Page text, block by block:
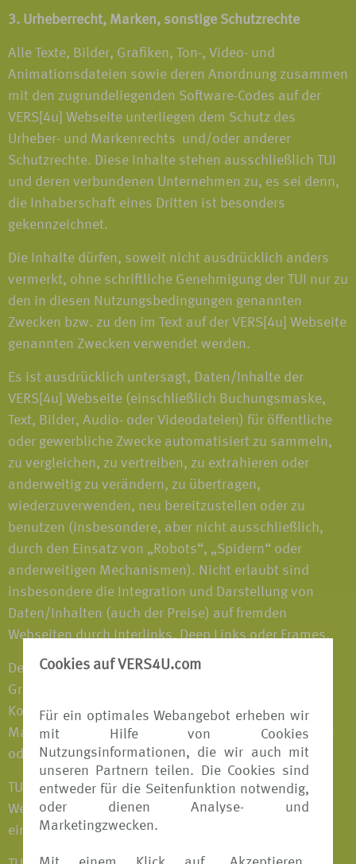
Cookies auf VERS4U.com
Für ein optimales Webangebot erheben wir
mit Hilfe von Cookies
Nutzungsinformationen, die wir auch mit
unseren Partnern teilen. Die Cookies sind
entweder für die Seitenfunktion notwendig,
oder dienen Analyse- und
Marketingzwecken.
3. Urheberrecht, Marken, sonstige Schutzrechte
Alle Texte, Bilder, Grafiken, Ton-, Video- und
Animationsdateien sowie deren Anordnung zusammen
mit den zugrundeliegenden Software-Codes auf der
VERS[4u] Webseite unterliegen dem Schutz des
Urheber- und Markenrechts und/oder anderer
Schutzrechte. Diese Inhalte stehen ausschließlich TUI
und deren verbundenen Unternehmen zu, es sei denn,
die Inhaberschaft eines Dritten ist besonders
gekennzeichnet.
Die Inhalte dürfen, soweit nicht ausdrücklich anders
vermerkt, ohne schriftliche Genehmigung der TUI nur zu
den in diesen Nutzungsbedingungen genannten
Zwecken bzw. zu den im Text auf der VERS[4u] Webseite
genannten Zwecken verwendet werden.
Es ist ausdrücklich untersagt, Daten/Inhalte der
VERS[4u] Webseite (einschließlich Buchungsmaske,
Text, Bilder, Audio- oder Videodateien) für öffentliche
oder gewerbliche Zwecke automatisiert zu sammeln,
zu vergleichen, zu vertreiben, zu extrahieren oder
anderweitig zu verändern, zu übertragen,
wiederzuverwenden, neu bereitzustellen oder zu
benutzen (insbesondere, aber nicht ausschließlich,
durch den Einsatz von „Robots“, „Spidern“ oder
anderweitigen Mechanismen). Nicht erlaubt sind
insbesondere die Integration und Darstellung von
Daten/Inhalten (auch der Preise) auf fremden
Webseiten durch Interlinks, Deep Links oder Frames.
Der Name VERS4u.de sowie alle Marken, Logos und
Grafiken von TUI und anderer Unternehmen des TUI-
Konzerns auf der VERS[4u] Webseite sind registrierte
Marken der TUI AG. Der Nutzer erhält keinerlei Rechte
oder Lizenzen zur Nutzung der Marken von TUI.
TUI gewährleistet nicht, dass das auf der VERS[4u]
Webseite dargestellte Material nicht in Rechte Dritter
eingreift.